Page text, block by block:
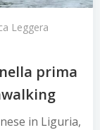
Leggera
prima
in Liguria,